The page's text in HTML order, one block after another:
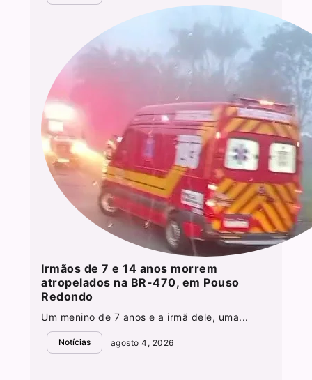
Irmãos de 7 e 14 anos morrem
atropelados na BR-470, em Pouso
Redondo
Um menino de 7 anos e a irmã dele, uma...
Notícias agosto 4, 2026